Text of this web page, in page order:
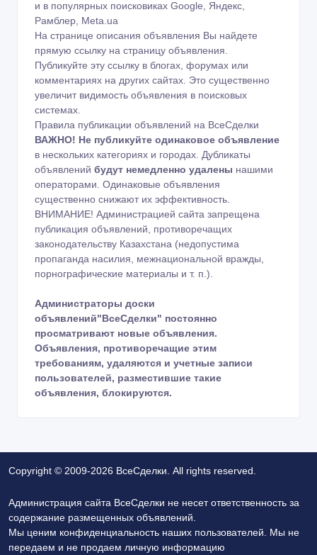
и в популярных поисковиках Google, Яндекс,
Рамблер, Meta.ua
На странице описания объявления Вы найдете
прямую ссылку на страницу объявления.
Публикуйте эту ссылку в блогах, форумах или
комментариях на других сайтах. Это существенно
увеличит видимость объявления в поисковых
системах.
Правила публикации объявлений на ВсеСделки
ВАЖНО! Не публикуйте одинаковое объявление
в нескольких категориях и городах. Дубликаты
объявлений будут немедленно удалены нашими
операторами. Одинаковые объявления
существенно снижают их эффективность.
ВНИМАНИЕ! Администрацией сайта запрещена
публикация объявлений, противоречащих
законодательству Казахстана (недопустима
пропаганда насилия, межнациональной вражды,
порнографические материалы и т. п.).
Администраторы доски
объявлений"ВсеСделки" постоянно
просматривают новые объявления.
Объявления, противоречащие этим
требованиям, удаляются и учетные записи
пользователей, разместившие такие
объявления, блокируются.
Copyright © 2009-2026 ВсеСделки. All rights reserved.
Администрация сайта ВсеСделки не несет ответственность за
содержание размещенных объявлений.
Мы ценим конфиденциальность наших пользователей. Мы не
передаем и не продаем личную информацию